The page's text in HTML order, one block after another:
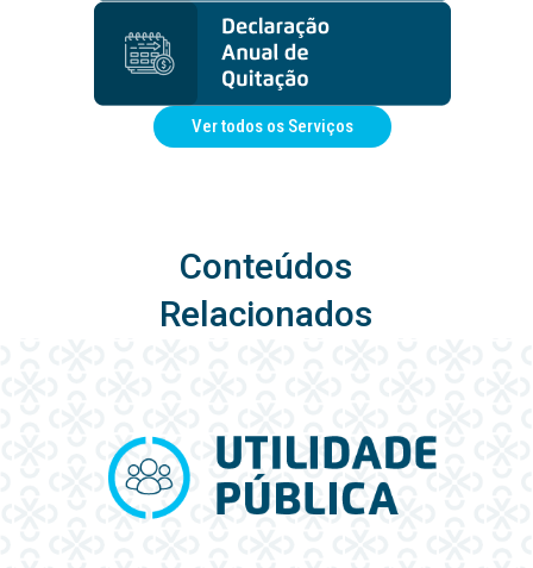
Ver todos os Serviços
Conteúdos
Relacionados